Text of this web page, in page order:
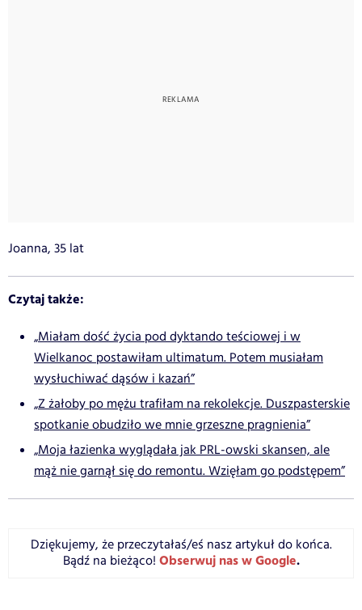
Joanna, 35 lat
Czytaj także:
„Miałam dość życia pod dyktando teściowej i w
Wielkanoc postawiłam ultimatum. Potem musiałam
wysłuchiwać dąsów i kazań”
„Z żałoby po mężu trafiłam na rekolekcje. Duszpasterskie
spotkanie obudziło we mnie grzeszne pragnienia”
„Moja łazienka wyglądała jak PRL-owski skansen, ale
mąż nie garnął się do remontu. Wzięłam go podstępem”
Dziękujemy, że przeczytałaś/eś nasz artykuł do końca.
Bądź na bieżąco! Obserwuj nas w Google.